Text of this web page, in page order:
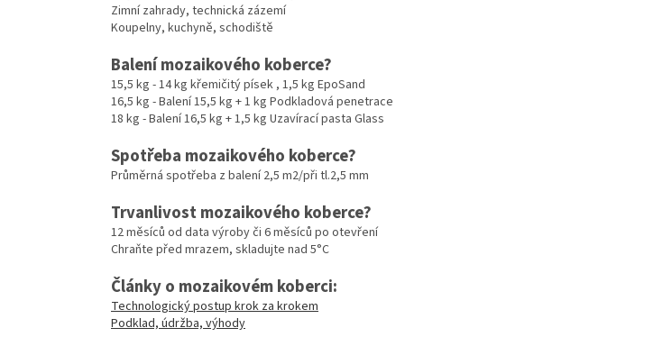
Zimní zahrady, technická zázemí
Koupelny, kuchyně, schodiště
Balení mozaikového koberce?
15,5 kg - 14 kg křemičitý písek , 1,5 kg EpoSand
16,5 kg - Balení 15,5 kg + 1 kg Podkladová penetrace
18 kg - Balení 16,5 kg + 1,5 kg Uzavírací pasta Glass
Spotřeba mozaikového koberce?
Průměrná spotřeba z balení 2,5 m2/při tl.2,5 mm
Trvanlivost mozaikového koberce?
12 měsíců od data výroby či 6 měsíců po otevření
Chraňte před mrazem, skladujte nad 5°C
Články o mozaikovém koberci:
Technologický postup krok za krokem
Podklad, údržba, výhody